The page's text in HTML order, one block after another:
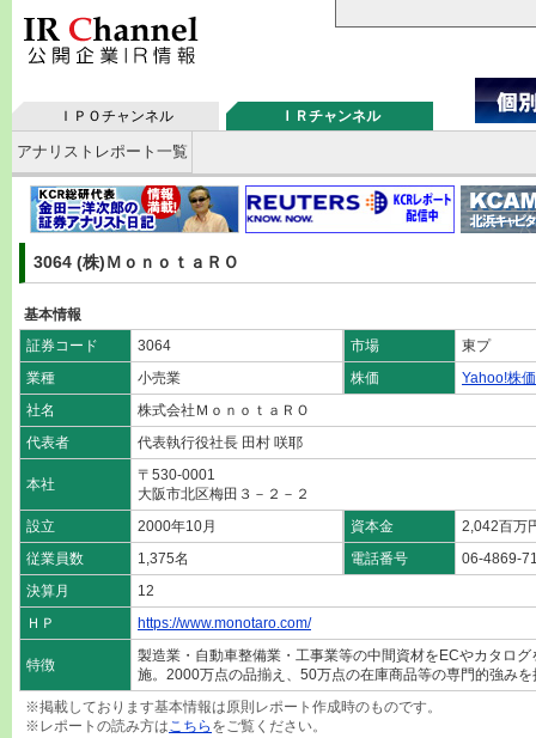
ＩＰＯチャンネル ＩＲチャンネル
アナリストレポート一覧
3064 (株)ＭｏｎｏｔａＲＯ
基本情報
証券コード
3064 市場
東プ
業種
小売業 株価
Yahoo!株価
社名
株式会社ＭｏｎｏｔａＲＯ
代表者
代表執行役社長 田村 咲耶
本社
〒530-0001
大阪市北区梅田３－２－２
設立
2000年10月 資本金
2,042百万
従業員数
1,375名 電話番号
06-4869-
決算月
12
ＨＰ
https://www.monotaro.com/
特徴
製造業・自動車整備業・工事業等の中間資材をECやカタロ
施。2000万点の品揃え、50万点の在庫商品等の専門的強み
※掲載しております基本情報は原則レポート作成時のものです。
※レポートの読み方はこちら をご覧ください。